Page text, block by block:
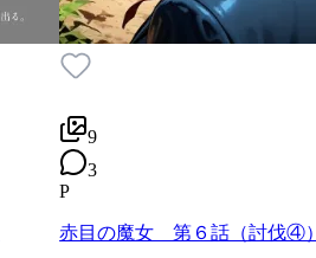
9
3
P
赤目の魔女 第６話（討伐④）